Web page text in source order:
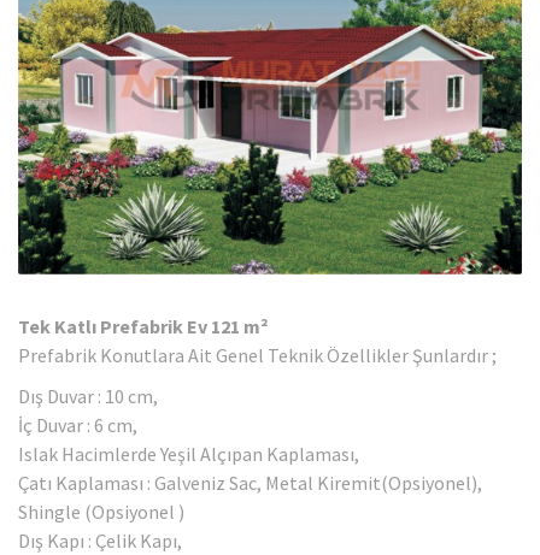
Tek Katlı Prefabrik Ev 121 m²
Prefabrik Konutlara Ait Genel Teknik Özellikler Şunlardır ;
Dış Duvar : 10 cm,
İç Duvar : 6 cm,
Islak Hacimlerde Yeşil Alçıpan Kaplaması,
Çatı Kaplaması : Galveniz Sac, Metal Kiremit(Opsiyonel),
Shingle (Opsiyonel )
Dış Kapı : Çelik Kapı,